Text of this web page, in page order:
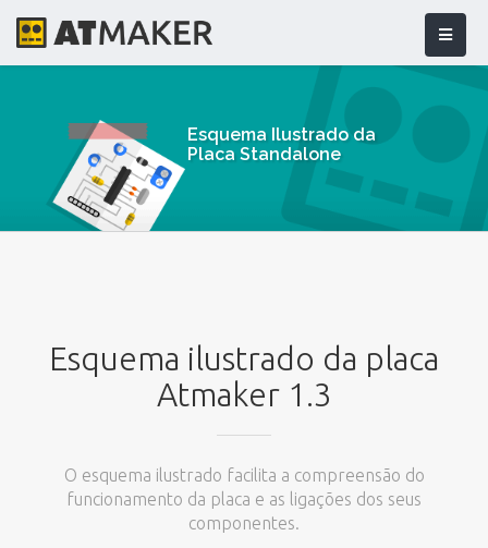
Esquema Ilustrado da
Placa Standalone
Esquema ilustrado da placa
Atmaker 1.3
O esquema ilustrado facilita a compreensão do
funcionamento da placa e as ligações dos seus
componentes.